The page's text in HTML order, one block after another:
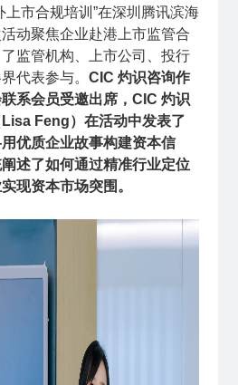
上市合规培训”在深圳腾讯滨海
动聚焦企业赴港上市监管合
监管机构、上市公司、投行
代表参与。 CIC 灼识咨询作
系会员受邀出席，CIC 灼识
Feng）在活动中发表了
优质企业故事构建资本信
述了如何通过精准行业定位
现资本市场突围。